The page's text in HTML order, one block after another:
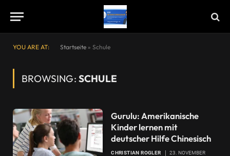
YOU ARE AT: Startseite » Schule
BROWSING: SCHULE
Gurulu: Amerikanische
Kinder lernen mit
deutscher Hilfe Chinesisch
CHRISTIAN ROGLER
23. NOVEMBER